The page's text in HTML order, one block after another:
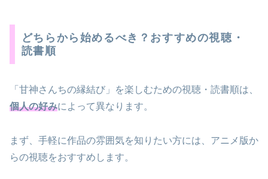
どちらから始めるべき？おすすめの視聴・
読書順
「甘神さんちの縁結び」を楽しむための視聴・読書順は、
個人の好みによって異なります。
まず、手軽に作品の雰囲気を知りたい方には、アニメ版か
らの視聴をおすすめします。